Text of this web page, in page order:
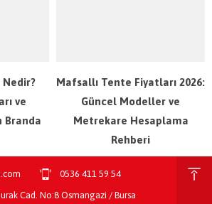
ve
Branda
Mafsallı Tente Fiyatları 2026:
Güncel Modeller ve
Metrekare Hesaplama
Rehberi
0536 411 59 54
Cad. No:8 Osmangazi / Bursa